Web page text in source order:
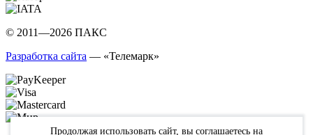
© 2011—2026 ПАКС
Разработка сайта — «Телемарк»
Продолжая использовать сайт, вы соглашаетесь на